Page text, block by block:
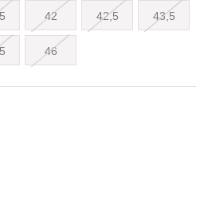
42 42,5 43,5
46